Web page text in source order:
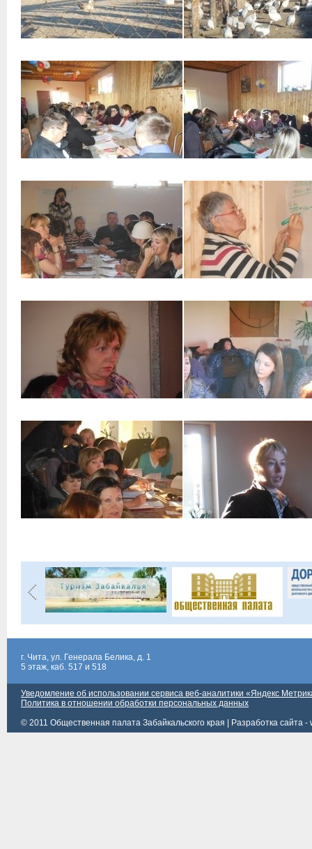
г. Чита, ул. Генерала Белика, д. 1
5 этаж, каб. 517 и 518
Уведомление об использовании сервиса веб-аналитики «Яндекс
Политика в отношении обработки персональных данных
© 2011 Общественная палата Забайкальского края |
Разработка сайта -